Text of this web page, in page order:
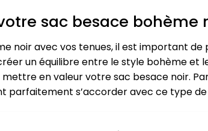
sac besace bohème
noir avec vos tenues, il est important
un équilibre entre le style bohème et
en valeur votre sac besace noir.
parfaitement s’accorder avec ce type de